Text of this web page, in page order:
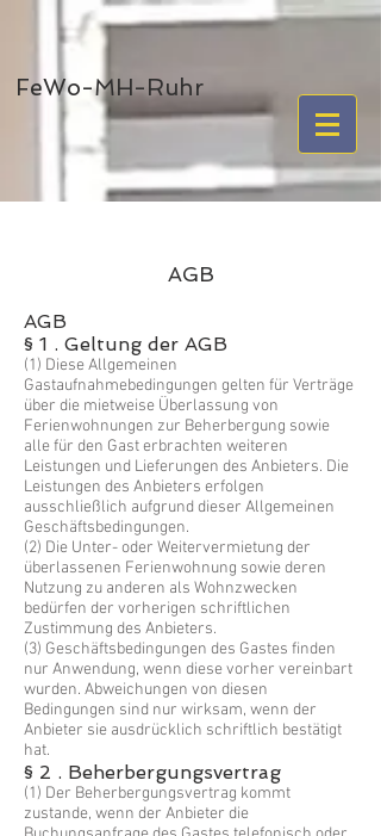
FeWo-MH-Ruhr
AGB
AGB
§ 1 . Geltung der AGB
(1) Diese Allgemeinen
Gastaufnahmebedingungen gelten für Verträge
über die mietweise Überlassung von
Ferienwohnungen zur Beherbergung sowie
alle für den Gast erbrachten weiteren
Leistungen und Lieferungen des Anbieters. Die
Leistungen des Anbieters erfolgen
ausschließlich aufgrund dieser Allgemeinen
Geschäftsbedingungen.
(2) Die Unter- oder Weitervermietung der
überlassenen Ferienwohnung sowie deren
Nutzung zu anderen als Wohnzwecken
bedürfen der vorherigen schriftlichen
Zustimmung des Anbieters.
(3) Geschäftsbedingungen des Gastes finden
nur Anwendung, wenn diese vorher vereinbart
wurden. Abweichungen von diesen
Bedingungen sind nur wirksam, wenn der
Anbieter sie ausdrücklich schriftlich bestätigt
hat.
§ 2 . Beherbergungsvertrag
(1) Der Beherbergungsvertrag kommt
zustande, wenn der Anbieter die